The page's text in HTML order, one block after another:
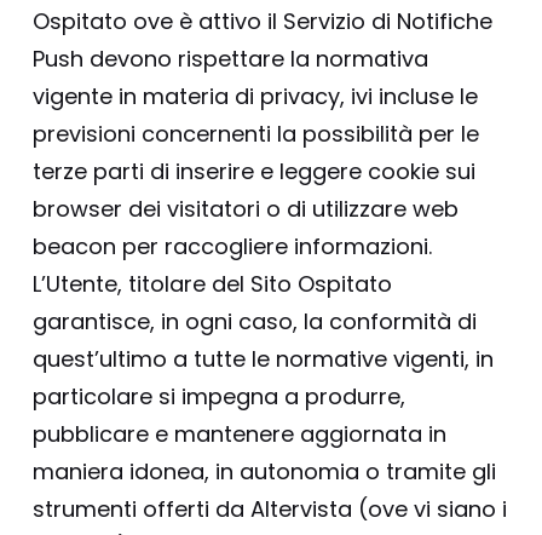
Ospitato ove è attivo il Servizio di Notifiche
Push devono rispettare la normativa
vigente in materia di privacy, ivi incluse le
previsioni concernenti la possibilità per le
terze parti di inserire e leggere cookie sui
browser dei visitatori o di utilizzare web
beacon per raccogliere informazioni.
L’Utente, titolare del Sito Ospitato
garantisce, in ogni caso, la conformità di
quest’ultimo a tutte le normative vigenti, in
particolare si impegna a produrre,
pubblicare e mantenere aggiornata in
maniera idonea, in autonomia o tramite gli
strumenti offerti da Altervista (ove vi siano i